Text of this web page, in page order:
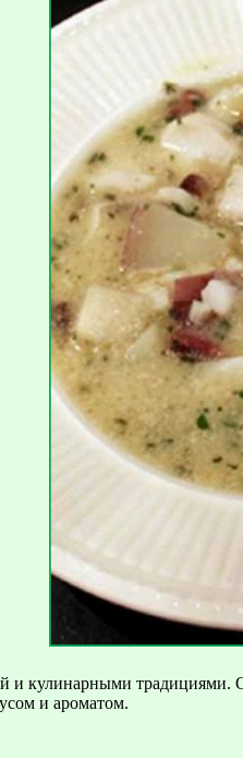
и кулинарными
и ароматом.